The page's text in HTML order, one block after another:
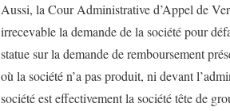
Aussi, la Cour Administrative d’Appel de
irrecevable la demande de la société pour
statue sur la demande de remboursement
où la société n’a pas produit, ni devant
société est effectivement la société tête de